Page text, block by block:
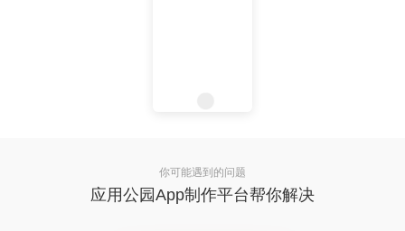
你可能遇到的问题
应用公园App制作平台帮你解决